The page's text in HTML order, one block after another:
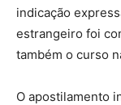
indicação
estrangeiro foi
também o curso
O apostilamento